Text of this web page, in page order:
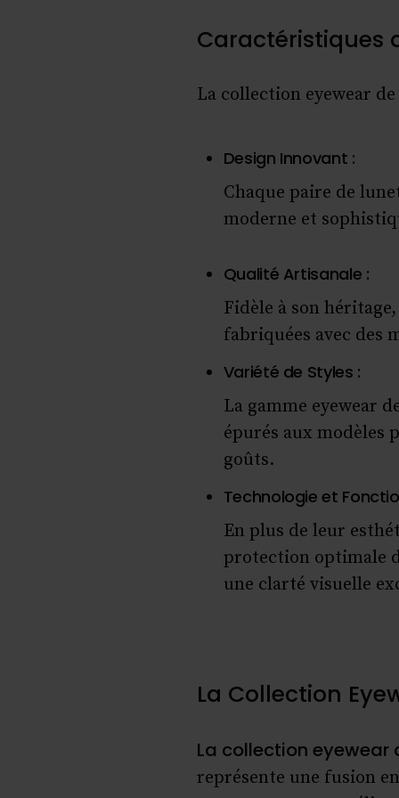
Caractéristiques
La collection eyewear
Design Innovant :
Chaque paire de
moderne et
Qualité Artisanale :
Fidèle à son
fabriquées avec
Variété de Styles :
La gamme eyewear
épurés aux modèles
goûts.
Technologie et
En plus de leur
protection optimale
une clarté visuelle
La Collection
La collection eyewear
représente une fusion